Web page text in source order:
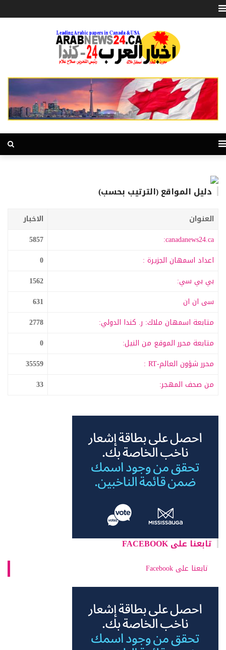
دليل المواقع (الترتيب بحسب)
العنوان
الاخبار
canadanews24.ca:
5857
اعداد اسمهان الجزيرة :
0
بي بي سي:
1562
سى ان ان
631
متابعة اسمهان ملاك: ر. كندا الدولي:
2778
متابعة محرر الموقع من النيل:
0
محرر شؤون العالم-RT :
35559
من صحف المهجر:
33
تابعنا على FACEBOOK
تابعنا على Facebook